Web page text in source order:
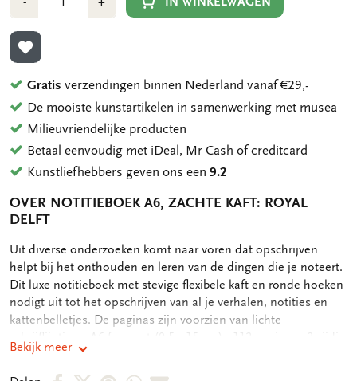
1
1
TOEVOEGEN AAN VERLANGLIJST
Gratis verzendingen binnen Nederland vanaf €29,-
De mooiste kunstartikelen in samenwerking met musea
Milieuvriendelijke producten
Betaal eenvoudig met iDeal, Mr Cash of creditcard
Kunstliefhebbers geven ons een9.2
OVER NOTITIEBOEK A6, ZACHTE KAFT: ROYAL
DELFT
OMSCHRIJVING
Uit diverse onderzoeken komt naar voren dat opschrijven
helpt bij het onthouden en leren van de dingen die je noteert.
Dit luxe notitieboek met stevige flexibele kaft en ronde hoeken
nodigt uit tot het opschrijven van al je verhalen, notities en
kattenbelletjes. De paginas zijn voorzien van lichte
gelinieerd - Elastieken band als sluiting - Gebonden, flexibele
kaft - Mat-gelamineerde kaft met spotvernis - 100 grms
Bekijk meer